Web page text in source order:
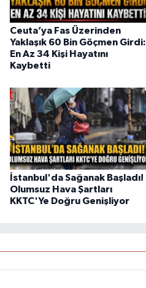
Ceuta’ya Fas Üzerinden
Yaklaşık 60 Bin Göçmen Girdi:
En Az 34 Kişi Hayatını
Kaybetti
İstanbul'da Sağanak Başladı!
Olumsuz Hava Şartları
KKTC'Ye Doğru Genişliyor